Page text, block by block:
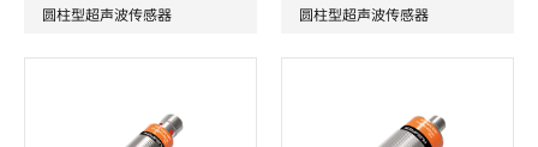
圆柱型超声波传感器 圆柱型超声波传感器